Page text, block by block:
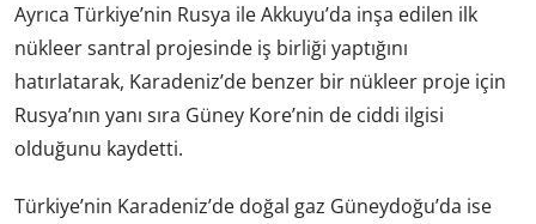
Ayrıca Türkiye’nin Rusya ile Akkuyu’da inşa edilen ilk
nükleer santral projesinde iş birliği yaptığını
hatırlatarak, Karadeniz’de benzer bir nükleer proje için
Rusya’nın yanı sıra Güney Kore’nin de ciddi ilgisi
olduğunu kaydetti.
Türkiye’nin Karadeniz’de doğal gaz Güneydoğu’da ise